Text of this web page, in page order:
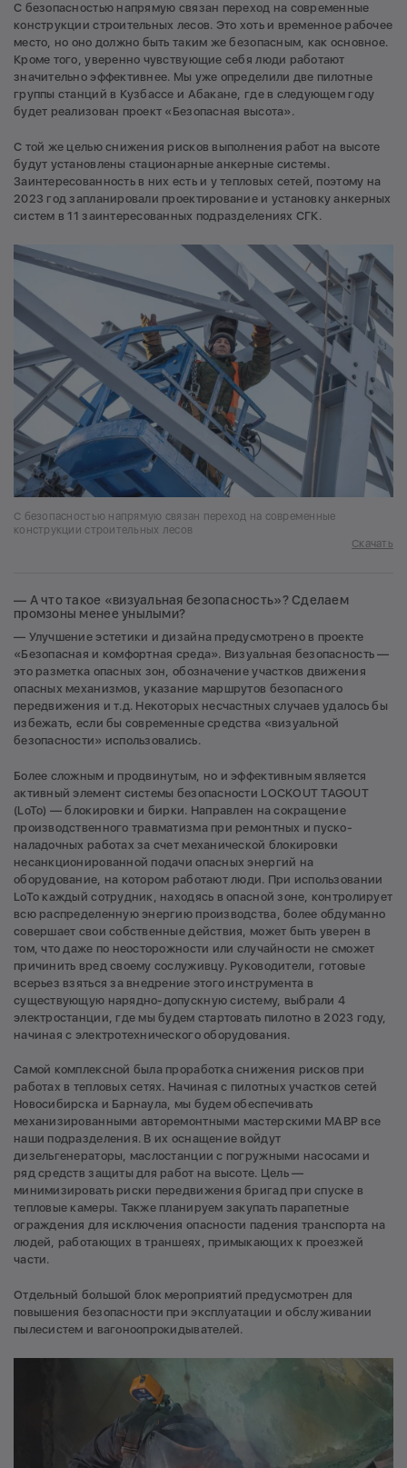
С безопасностью напрямую связан переход на современные
конструкции строительных лесов. Это хоть и временное рабочее
место, но оно должно быть таким же безопасным, как основное.
Кроме того, уверенно чувствующие себя люди работают
значительно эффективнее. Мы уже определили две пилотные
группы станций в Кузбассе и Абакане, где в следующем году
будет реализован проект «Безопасная высота».
С той же целью снижения рисков выполнения работ на высоте
будут установлены стационарные анкерные системы.
Заинтересованность в них есть и у тепловых сетей, поэтому на
2023 год запланировали проектирование и установку анкерных
систем в 11 заинтересованных подразделениях СГК.
С безопасностью напрямую связан переход на современные
конструкции строительных лесов
Скачать
— А что такое «визуальная безопасность»? Сделаем
промзоны менее унылыми?
— Улучшение эстетики и дизайна предусмотрено в проекте
«Безопасная и комфортная среда». Визуальная безопасность —
это разметка опасных зон, обозначение участков движения
опасных механизмов, указание маршрутов безопасного
передвижения и т.д. Некоторых несчастных случаев удалось бы
избежать, если бы современные средства «визуальной
безопасности» использовались.
Более сложным и продвинутым, но и эффективным является
активный элемент системы безопасности LOCKOUT TAGOUT
(LoTo) — блокировки и бирки. Направлен на сокращение
производственного травматизма при ремонтных и пуско-
наладочных работах за счет механической блокировки
несанкционированной подачи опасных энергий на
оборудование, на котором работают люди. При использовании
LoTo каждый сотрудник, находясь в опасной зоне, контролирует
всю распределенную энергию производства, более обдуманно
совершает свои собственные действия, может быть уверен в
том, что даже по неосторожности или случайности не сможет
причинить вред своему сослуживцу. Руководители, готовые
всерьез взяться за внедрение этого инструмента в
существующую нарядно-допускную систему, выбрали 4
электростанции, где мы будем стартовать пилотно в 2023 году,
начиная с электротехнического оборудования.
Самой комплексной была проработка снижения рисков при
работах в тепловых сетях. Начиная с пилотных участков сетей
Новосибирска и Барнаула, мы будем обеспечивать
механизированными авторемонтными мастерскими МАВР все
наши подразделения. В их оснащение войдут
дизельгенераторы, маслостанции с погружными насосами и
ряд средств защиты для работ на высоте. Цель —
минимизировать риски передвижения бригад при спуске в
тепловые камеры. Также планируем закупать парапетные
ограждения для исключения опасности падения транспорта на
людей, работающих в траншеях, примыкающих к проезжей
части.
Отдельный большой блок мероприятий предусмотрен для
повышения безопасности при эксплуатации и обслуживании
пылесистем и вагоноопрокидывателей.